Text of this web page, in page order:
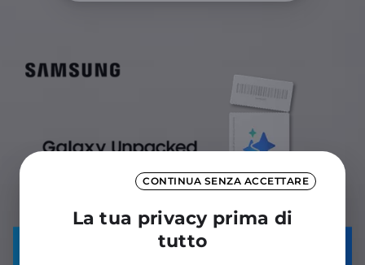
CONTINUA SENZA ACCETTARE
La tua privacy prima di
tutto